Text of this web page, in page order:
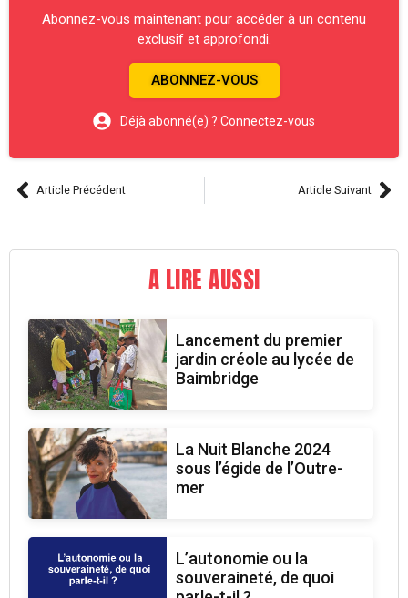
Abonnez-vous maintenant pour accéder à un contenu
exclusif et approfondi.
ABONNEZ-VOUS
Déjà abonné(e) ? Connectez-vous
Article Précédent Article Suivant
A LIRE AUSSI
Lancement du premier
jardin créole au lycée de
Baimbridge
La Nuit Blanche 2024
sous l’égide de l’Outre-
mer
L’autonomie ou la
souveraineté, de quoi